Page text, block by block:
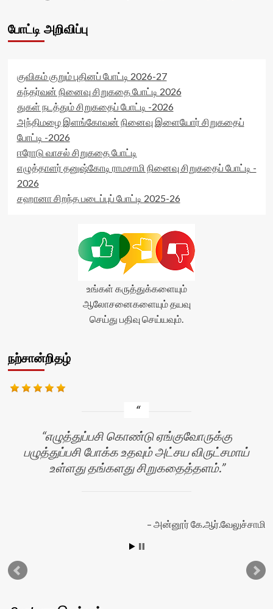
போட்டி அறிவிப்பு
குவிகம் குறும் புதினப் போட்டி 2026-27
கந்தர்வன் நினைவு சிறுகதை போட்டி 2026
துகள் நடத்தும் சிறுகதைப் போட்டி -2026
அந்திமழை இளங்கோவன் நினைவு இளையோர் சிறுகதைப்
போட்டி -2026
ஈரோடு வாசல் சிறுகதை போட்டி
எழுத்தாளர் தனுஷ்கோடி ராமசாமி நினைவு சிறுகதைப் போட்டி -
2026
சஹானா சிறந்த படைப்புப் போட்டி 2025-26
உங்கள் கருத்துக்களையும்
ஆலோசனைகளையும் தயவு
செய்து பதிவு செய்யவும்.
நற்சான்றிதழ்
எழுத்துப்பசி கொண்டு ஏங்குவோருக்கு
பழுத்துப்பசி போக்க உதவும் அட்சய விருட்சமாய்
உள்ளது தங்களது சிறுகதைத்தளம்.
அன்னூர் கே.ஆர்.வேலுச்சாமி